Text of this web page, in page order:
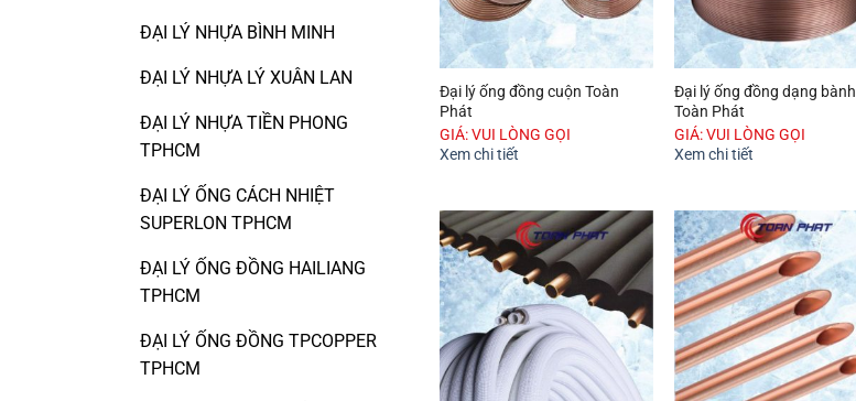
ĐẠI LÝ NHỰA BÌNH MINH
ĐẠI LÝ NHỰA LÝ XUÂN LAN
ĐẠI LÝ NHỰA TIỀN PHONG
TPHCM
ĐẠI LÝ ỐNG CÁCH NHIỆT
SUPERLON TPHCM
ĐẠI LÝ ỐNG ĐỒNG HAILIANG
TPHCM
ĐẠI LÝ ỐNG ĐỒNG TPCOPPER
TPHCM
Đại lý ống đồng cuộn Toàn
Phát
GIÁ: VUI LÒNG GỌI
Xem chi tiết
Đại lý ống đồng dạng bành
Toàn Phát
GIÁ: VUI LÒNG GỌI
Xem chi tiết